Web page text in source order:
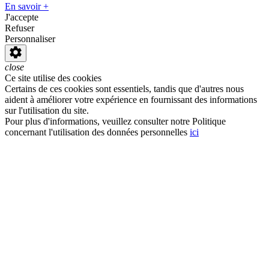
En savoir +
J'accepte
Refuser
Personnaliser
close
Ce site utilise des cookies
Certains de ces cookies sont essentiels, tandis que d'autres nous
aident à améliorer votre expérience en fournissant des informations
sur l'utilisation du site.
Pour plus d'informations, veuillez consulter notre Politique
concernant l'utilisation des données personnelles ici